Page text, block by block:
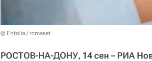
© Fotolia / romaset
РОСТОВ-НА-ДОНУ, 14 сен – РИА